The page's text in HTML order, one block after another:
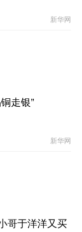
新华网
走银”
新华网
哥于洋洋又买